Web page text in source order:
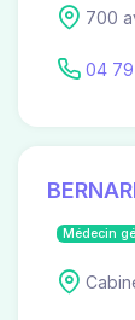
700
04
Médecin